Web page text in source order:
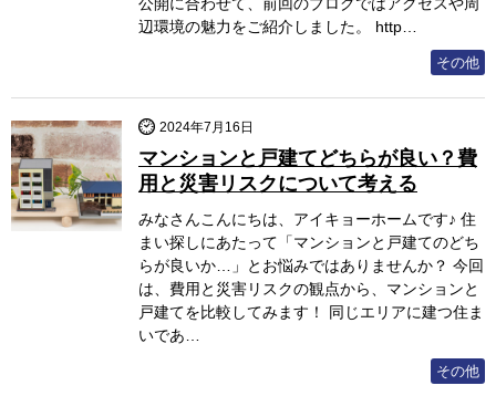
辺環境の魅力をご紹介しました。 http…
その他
2024年7月16日
マンションと戸建てどちらが良い？費
用と災害リスクについて考える
みなさんこんにちは、アイキョーホームです♪ 住
まい探しにあたって「マンションと戸建てのどち
らが良いか…」とお悩みではありませんか？ 今回
は、費用と災害リスクの観点から、マンションと
戸建てを比較してみます！ 同じエリアに建つ住ま
いであ…
その他